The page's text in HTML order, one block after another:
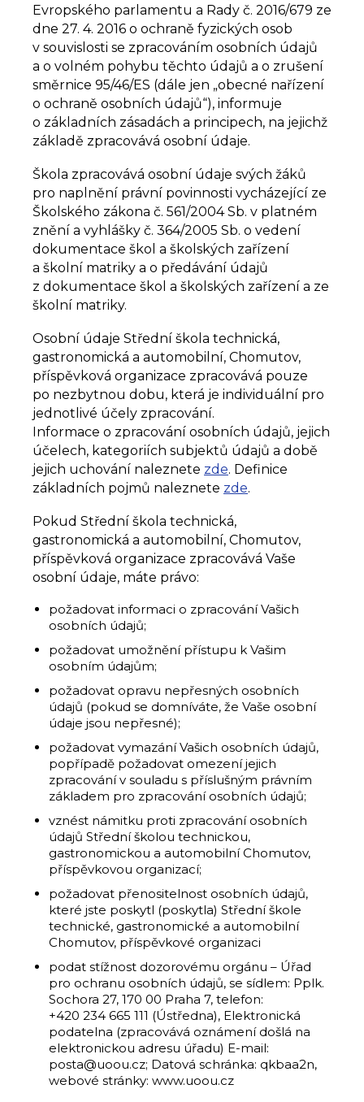
Evropského parlamentu a Rady č. 2016/679 ze
dne 27. 4. 2016 o ochraně fyzických osob
v souvislosti se zpracováním osobních údajů
a o volném pohybu těchto údajů a o zrušení
směrnice 95/46/ES (dále jen „obecné nařízení
o ochraně osobních údajů“), informuje
o základních zásadách a principech, na jejichž
základě zpracovává osobní údaje.
Škola zpracovává osobní údaje svých žáků
pro naplnění právní povinnosti vycházející ze
Školského zákona č. 561/2004 Sb. v platném
znění a vyhlášky č. 364/2005 Sb. o vedení
dokumentace škol a školských zařízení
a školní matriky a o předávání údajů
z dokumentace škol a školských zařízení a ze
školní matriky.
Osobní údaje Střední škola technická,
gastronomická a automobilní, Chomutov,
příspěvková organizace zpracovává pouze
po nezbytnou dobu, která je individuální pro
jednotlivé účely zpracování.
Informace o zpracování osobních údajů, jejich
účelech, kategoriích subjektů údajů a době
jejich uchování naleznete zde. Definice
základních pojmů naleznete zde.
Pokud Střední škola technická,
gastronomická a automobilní, Chomutov,
příspěvková organizace zpracovává Vaše
osobní údaje, máte právo:
požadovat informaci o zpracování Vašich
osobních údajů;
požadovat umožnění přístupu k Vašim
osobním údajům;
požadovat opravu nepřesných osobních
údajů (pokud se domníváte, že Vaše osobní
údaje jsou nepřesné);
požadovat vymazání Vašich osobních údajů,
popřípadě požadovat omezení jejich
zpracování v souladu s příslušným právním
základem pro zpracování osobních údajů;
vznést námitku proti zpracování osobních
údajů Střední školou technickou,
gastronomickou a automobilní Chomutov,
příspěvkovou organizací;
požadovat přenositelnost osobních údajů,
které jste poskytl (poskytla) Střední škole
technické, gastronomické a automobilní
Chomutov, příspěvkové organizaci
podat stížnost dozorovému orgánu – Úřad
pro ochranu osobních údajů, se sídlem: Pplk.
Sochora 27, 170 00 Praha 7, telefon:
+420 234 665 111 (Ústředna), Elektronická
podatelna (zpracovává oznámení došlá na
elektronickou adresu úřadu) E-mail:
posta@uoou.cz; Datová schránka: qkbaa2n,
webové stránky: www.uoou.cz